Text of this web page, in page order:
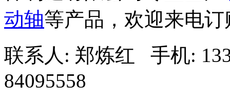
动轴等产品，欢迎来电订
联系人: 郑炼红 手机:
84095558